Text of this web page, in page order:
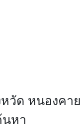
วัด หนองคาย
หา